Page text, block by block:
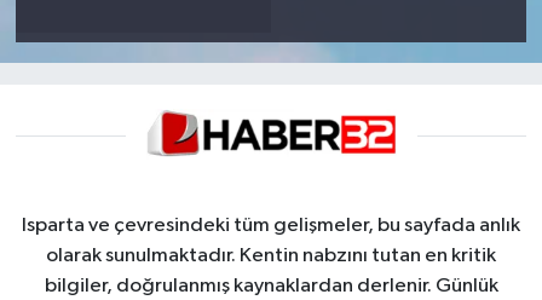
Isparta ve çevresindeki tüm gelişmeler, bu sayfada anlık
olarak sunulmaktadır. Kentin nabzını tutan en kritik
bilgiler, doğrulanmış kaynaklardan derlenir. Günlük